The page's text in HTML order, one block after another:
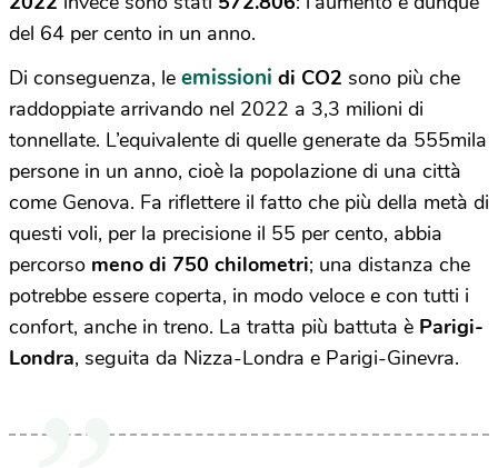
del 64 per cento in un anno.
Di conseguenza, le emissioni di CO2 sono più che
raddoppiate arrivando nel 2022 a 3,3 milioni di
tonnellate. L’equivalente di quelle generate da 555mila
persone in un anno, cioè la popolazione di una città
come Genova. Fa riflettere il fatto che più della metà di
questi voli, per la precisione il 55 per cento, abbia
percorso meno di 750 chilometri; una distanza che
potrebbe essere coperta, in modo veloce e con tutti i
confort, anche in treno. La tratta più battuta è Parigi-
Londra, seguita da Nizza-Londra e Parigi-Ginevra.